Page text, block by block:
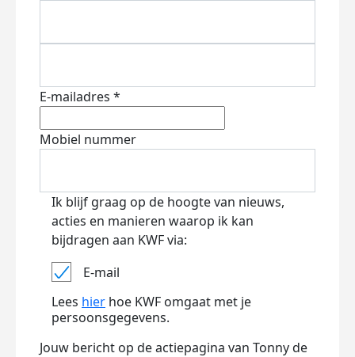
E-mailadres *
Mobiel nummer
Ik blijf graag op de hoogte van nieuws,
acties en manieren waarop ik kan
bijdragen aan KWF via:
E-mail
Lees hier hoe KWF omgaat met je
persoonsgegevens.
Jouw bericht op de actiepagina van Tonny de